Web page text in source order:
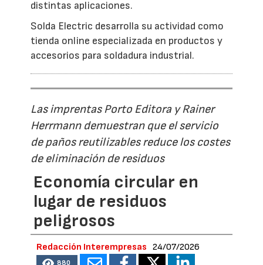
distintas aplicaciones.
Solda Electric desarrolla su actividad como
tienda online especializada en productos y
accesorios para soldadura industrial.
Las imprentas Porto Editora y Rainer
Herrmann demuestran que el servicio
de paños reutilizables reduce los costes
de eliminación de residuos
Economía circular en
lugar de residuos
peligrosos
Redacción Interempresas 24/07/2026
880